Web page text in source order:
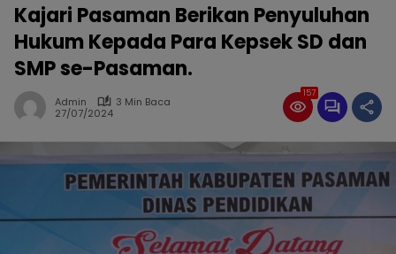
Kajari Pasaman Berikan Penyuluhan
Hukum Kepada Para Kepsek SD dan
SMP se-Pasaman.
Admin
3 Min Baca
27/07/2024
157